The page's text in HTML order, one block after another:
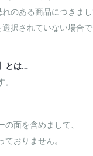
のある商品につきま
択されていない場合
とは…
面を含めまして、
おりません。